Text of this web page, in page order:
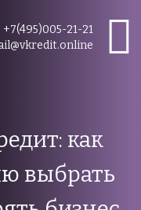
+7(495)005-21-21
как
выбрать